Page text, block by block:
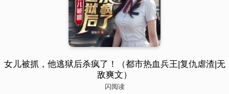
女儿被抓，他逃狱后杀疯了！（都市热血兵王|复仇虐渣|无
敌爽文）
闪阅读